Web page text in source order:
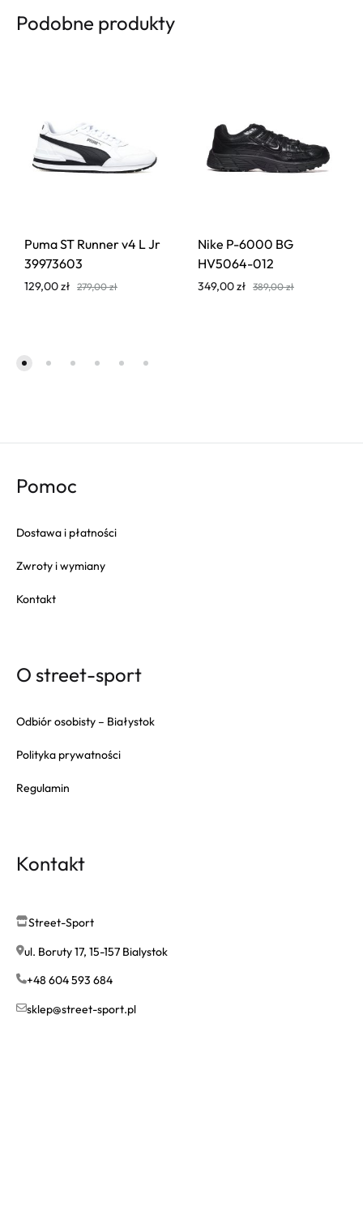
Podobne produkty
Puma ST Runner v4 L Jr
39973603
129,00zł 279,00zł
Nike P-6000 BG
HV5064-012
349,00zł 389,00zł
Pomoc
Dostawa i płatności
Zwroty i wymiany
Kontakt
O street-sport
Odbiór osobisty – Białystok
Polityka prywatności
Regulamin
Kontakt
Street-Sport
ul. Boruty 17, 15-157 Bialystok
+48 604 593 684
sklep@street-sport.pl